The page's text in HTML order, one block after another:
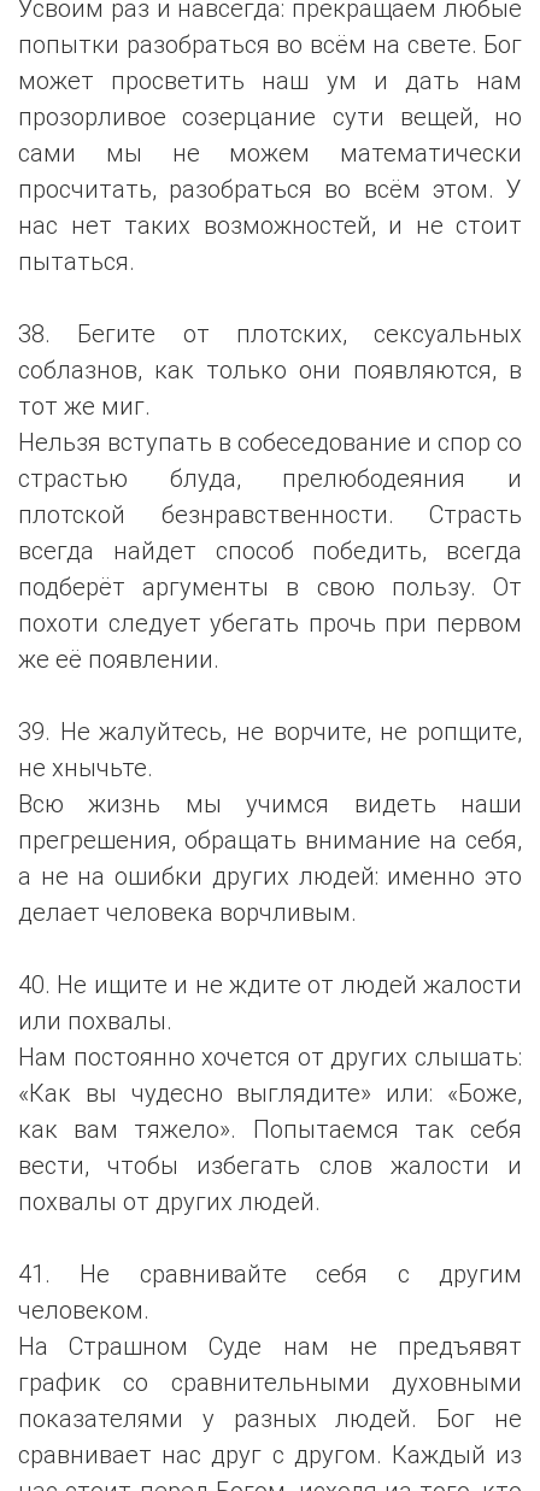
Усвоим раз и навсегда: прекращаем любые
попытки разобраться во всём на свете. Бог
может просветить наш ум и дать нам
прозорливое созерцание сути вещей, но
сами мы не можем математически
просчитать, разобраться во всём этом. У
нас нет таких возможностей, и не стоит
пытаться.
38. Бегите от плотских, сексуальных
соблазнов, как только они появляются, в
тот же миг.
Нельзя вступать в собеседование и спор со
страстью блуда, прелюбодеяния и
плотской безнравственности. Страсть
всегда найдет способ победить, всегда
подберёт аргументы в свою пользу. От
похоти следует убегать прочь при первом
же её появлении.
39. Не жалуйтесь, не ворчите, не ропщите,
не хнычьте.
Всю жизнь мы учимся видеть наши
прегрешения, обращать внимание на себя,
а не на ошибки других людей: именно это
делает человека ворчливым.
40. Не ищите и не ждите от людей жалости
или похвалы.
Нам постоянно хочется от других слышать:
«Как вы чудесно выглядите» или: «Боже,
как вам тяжело». Попытаемся так себя
вести, чтобы избегать слов жалости и
похвалы от других людей.
41. Не сравнивайте себя с другим
человеком.
На Страшном Суде нам не предъявят
график со сравнительными духовными
показателями у разных людей. Бог не
сравнивает нас друг с другом. Каждый из